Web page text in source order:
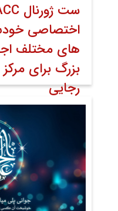
اختصاصى
های مختلف
بزرگ برای
رجایی
خبر